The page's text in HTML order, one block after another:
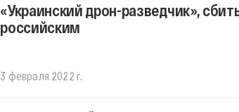
«Украинский дрон-разведчик»,
российским
3 февраля 2022 г.